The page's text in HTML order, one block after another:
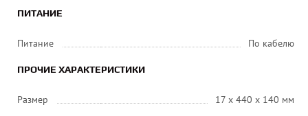
ПИТАНИЕ
Питание По кабелю
ПРОЧИЕ ХАРАКТЕРИСТИКИ
Размер 17 x 440 x 140 мм